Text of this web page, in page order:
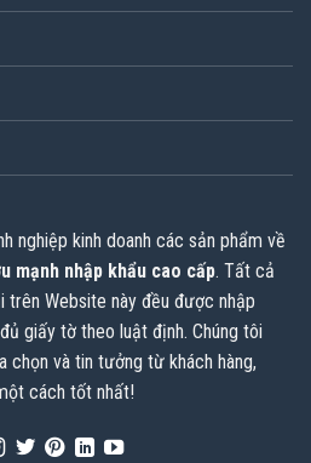
nghiệp kinh doanh các sản phẩm về
mạnh nhập khẩu cao cấp. Tất cả
Website này đều được nhập
giấy tờ theo luật định. Chúng tôi
chọn và tin tưởng từ khách hàng,
cách tốt nhất!